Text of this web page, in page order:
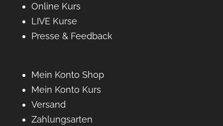
Online Kurs
LIVE Kurse
Presse & Feedback
Mein Konto Shop
Mein Konto Kurs
Versand
Zahlungsarten